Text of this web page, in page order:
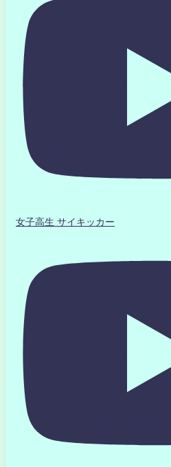
女子高生 サイキッカー